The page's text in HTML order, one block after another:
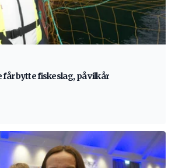
bytte fiskeslag, på vilkår